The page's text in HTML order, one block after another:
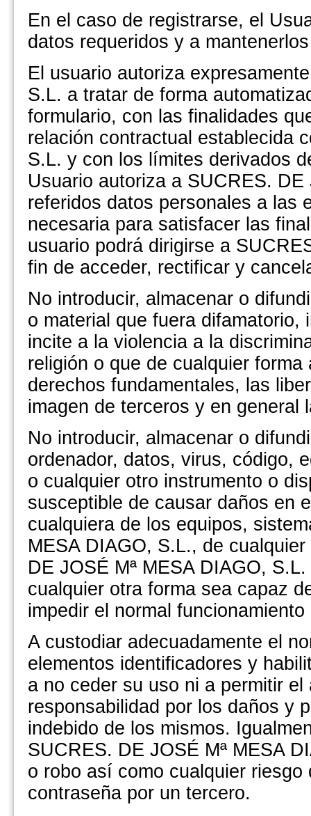
En el caso de registrarse, el
datos requeridos y a
El usuario autoriza
S.L. a tratar de forma
formulario, con las finalidades
relación contractual establecida
S.L. y con los límites derivados
Usuario autoriza a SUCRES.
referidos datos personales a las
necesaria para satisfacer las
usuario podrá dirigirse a
fin de acceder, rectificar y
No introducir, almacenar o
o material que fuera difamatorio,
incite a la violencia a la
religión o que de cualquier
derechos fundamentales, las
imagen de terceros y en general
No introducir, almacenar o
ordenador, datos, virus, código,
o cualquier otro instrumento o
susceptible de causar daños en
cualquiera de los equipos,
MESA DIAGO, S.L., de
DE JOSÉ Mª MESA DIAGO,
cualquier otra forma sea capaz
impedir el normal
A custodiar adecuadamente el
elementos identificadores y
a no ceder su uso ni a permitir
responsabilidad por los daños y
indebido de los mismos.
SUCRES. DE JOSÉ Mª MESA
o robo así como cualquier
contraseña por un tercero.